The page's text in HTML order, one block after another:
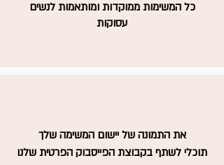
כל המשימות ממוקדות ומותאמות לנשים
עסוקות
את התמונה של יישום המשימה שלך
תוכלי לשתף בקבוצת הפייסבוק הפרטית שלנו